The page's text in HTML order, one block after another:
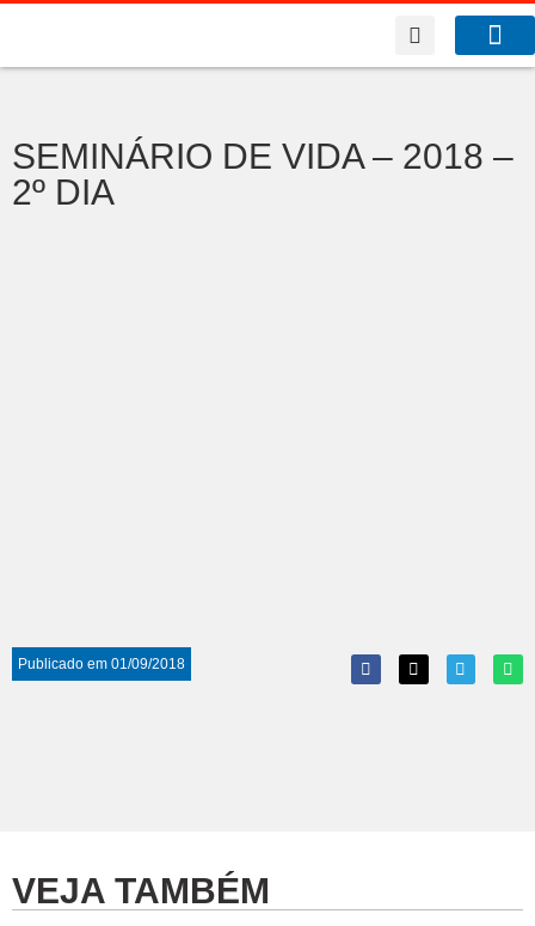
SEMINÁRIO DE VIDA – 2018 –
2º DIA
Publicado em 01/09/2018
VEJA TAMBÉM